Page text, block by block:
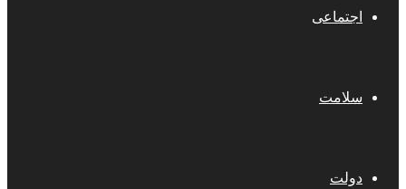
اجتماعی
سلامت
دولت